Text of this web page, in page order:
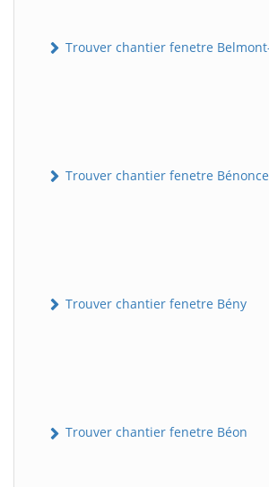
Trouver chantier fenetre
Trouver chantier fenetre
Trouver chantier fenetre Bény
Trouver chantier fenetre Béon